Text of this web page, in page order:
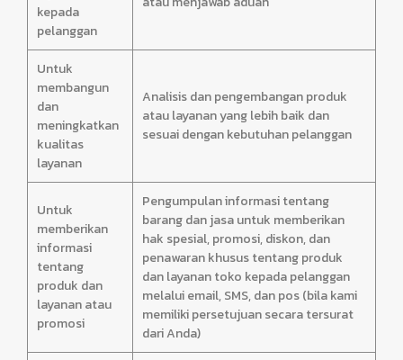
kepada
pelanggan
Untuk
membangun
dan
meningkatkan
kualitas
layanan
Analisis dan pengembangan produk
atau layanan yang lebih baik dan
sesuai dengan kebutuhan pelanggan
Untuk
memberikan
informasi
tentang
produk dan
layanan atau
promosi
Pengumpulan informasi tentang
barang dan jasa untuk memberikan
hak spesial, promosi, diskon, dan
penawaran khusus tentang produk
dan layanan toko kepada pelanggan
melalui email, SMS, dan pos (bila kami
memiliki persetujuan secara tersurat
dari Anda)